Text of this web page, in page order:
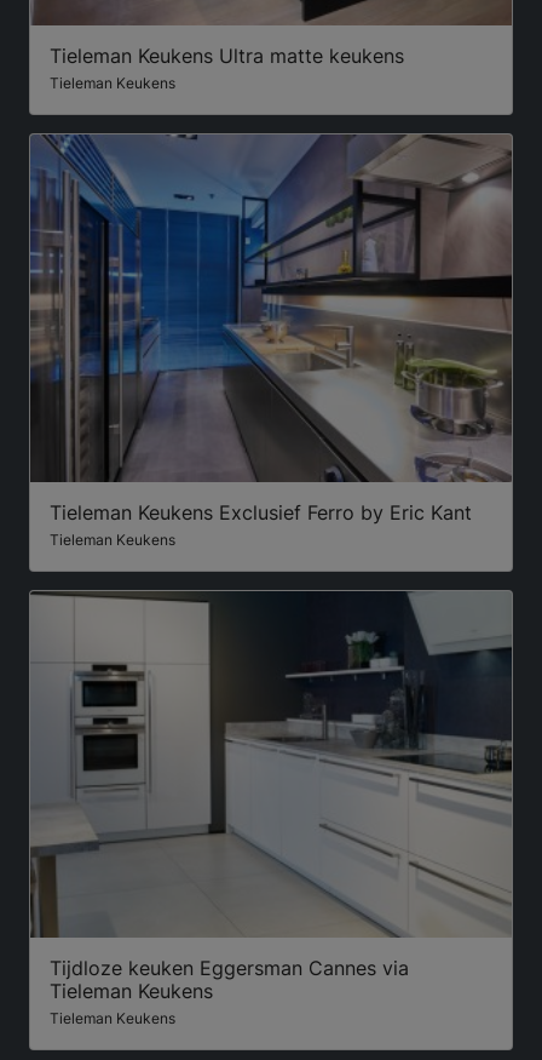
Tieleman Keukens Ultra matte keukens
Tieleman Keukens
Tieleman Keukens Exclusief Ferro by Eric Kant
Tieleman Keukens
Tijdloze keuken Eggersman Cannes via
Tieleman Keukens
Tieleman Keukens